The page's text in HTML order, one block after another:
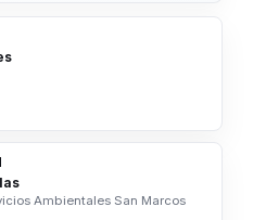
Ambientales San Marcos